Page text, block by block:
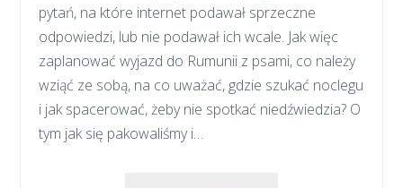
pytań, na które internet podawał sprzeczne
odpowiedzi, lub nie podawał ich wcale. Jak więc
zaplanować wyjazd do Rumunii z psami, co należy
wziąć ze sobą, na co uważać, gdzie szukać noclegu
i jak spacerować, żeby nie spotkać niedźwiedzia? O
tym jak się pakowaliśmy i…